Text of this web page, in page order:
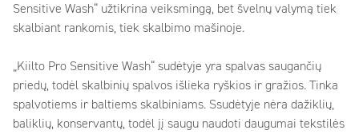
Sensitive Wash“ užtikrina veiksmingą, bet švelnų valymą tiek
skalbiant rankomis, tiek skalbimo mašinoje.
„Kiilto Pro Sensitive Wash“ sudėtyje yra spalvas saugančių
priedų, todėl skalbinių spalvos išlieka ryškios ir gražios. Tinka
spalvotiems ir baltiems skalbiniams. Ssudėtyje nėra dažiklių,
baliklių, konservantų, todėl jį saugu naudoti daugumai tekstilės